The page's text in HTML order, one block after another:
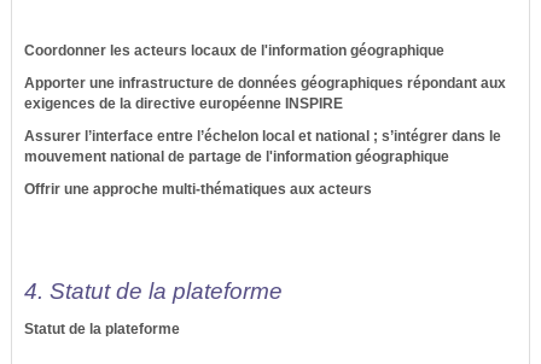
Coordonner les acteurs locaux de l'information géographique
Apporter une infrastructure de données géographiques répondant aux
exigences de la directive européenne INSPIRE
Assurer l’interface entre l’échelon local et national ; s’intégrer dans le
mouvement national de partage de l'information géographique
Offrir une approche multi-thématiques aux acteurs
4. Statut de la plateforme
Statut de la plateforme